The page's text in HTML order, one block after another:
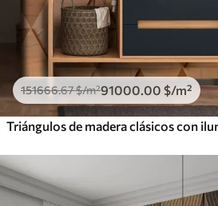
151666.67$/m²91000 .00 $/m²